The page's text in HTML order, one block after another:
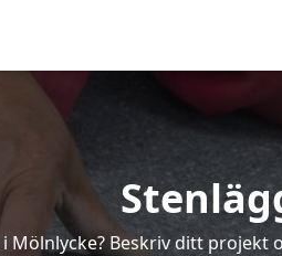
Mölnlycke? Beskriv ditt